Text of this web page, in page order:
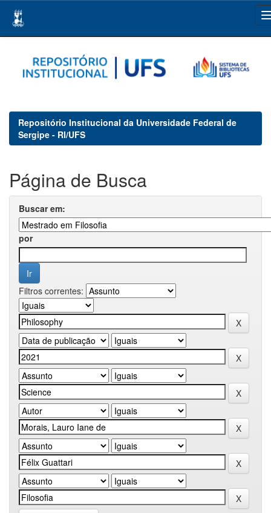
navigation
Repositório Institucional da Universidade Federal de
Sergipe - RI/UFS
Página de Busca
Buscar em:
por
Filtros correntes: